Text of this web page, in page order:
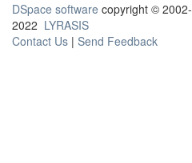
DSpace software copyright © 2002-
2022 LYRASIS
Contact Us | Send Feedback